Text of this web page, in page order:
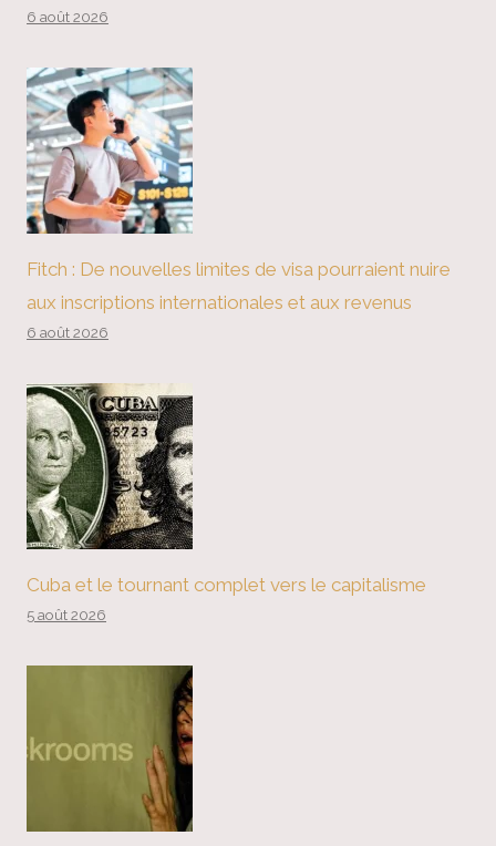
6 août 2026
Fitch : De nouvelles limites de visa pourraient nuire
aux inscriptions internationales et aux revenus
6 août 2026
Cuba et le tournant complet vers le capitalisme
5 août 2026